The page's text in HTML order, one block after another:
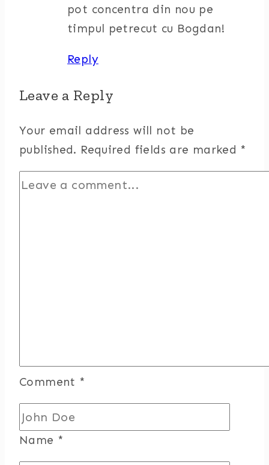
pot concentra din nou pe
timpul petrecut cu Bogdan!
Reply
Leave a Reply
Your email address will not be
published. Required fields are marked *
Comment *
Name *